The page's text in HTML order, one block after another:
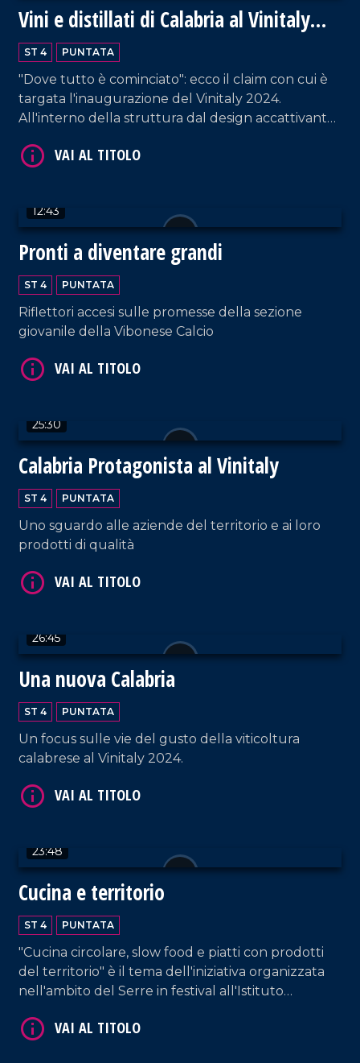
Vini e distillati di Calabria al Vinitaly
2024
ST 4 PUNTATA
"Dove tutto è cominciato": ecco il claim con cui è
targata l'inaugurazione del Vinitaly 2024.
All'interno della struttura dal design accattivante,
da tutta la Calabria - raccontano la propria
anche dall'Italia.
12:43
Pronti a diventare grandi
ST 4 PUNTATA
Riflettori accesi sulle promesse della sezione
giovanile della Vibonese Calcio
25:30
Calabria Protagonista al Vinitaly
ST 4 PUNTATA
Uno sguardo alle aziende del territorio e ai loro
prodotti di qualità
26:45
Una nuova Calabria
ST 4 PUNTATA
Un focus sulle vie del gusto della viticoltura
calabrese al Vinitaly 2024.
23:48
Cucina e territorio
ST 4 PUNTATA
"Cucina circolare, slow food e piatti con prodotti
del territorio" è il tema dell'iniziativa organizzata
nell'ambito del Serre in festival all'Istituto
VAI AL TITOLO
VAI AL TITOLO
VAI AL TITOLO
VAI AL TITOLO
VAI AL TITOLO